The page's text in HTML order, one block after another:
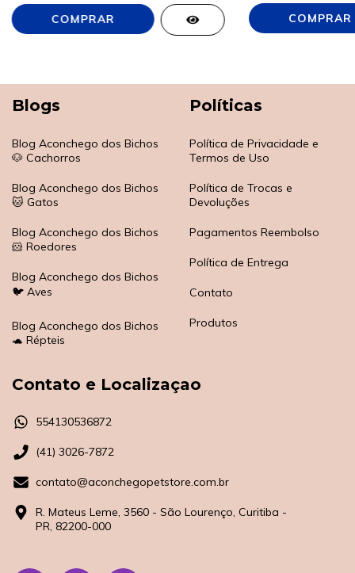
Blogs
Blog Aconchego dos Bichos
🐶 Cachorros
Blog Aconchego dos Bichos
🐱 Gatos
Blog Aconchego dos Bichos
🐹 Roedores
Blog Aconchego dos Bichos
🐦 Aves
Blog Aconchego dos Bichos
🐢 Répteis
Políticas
Política de Privacidade e
Termos de Uso
Política de Trocas e
Devoluções
Pagamentos Reembolso
Política de Entrega
Contato
Produtos
Contato e Localizaçao
554130536872
(41) 3026-7872
contato@aconchegopetstore.com.br
R. Mateus Leme, 3560 - São Lourenço, Curitiba -
PR, 82200-000